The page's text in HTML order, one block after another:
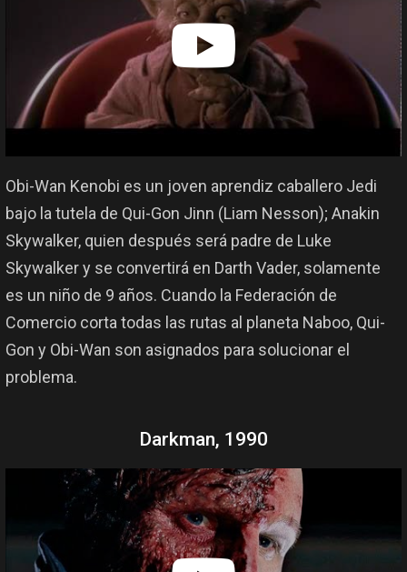
Obi-Wan Kenobi es un joven aprendiz caballero Jedi
bajo la tutela de Qui-Gon Jinn (Liam Nesson); Anakin
Skywalker, quien después será padre de Luke
Skywalker y se convertirá en Darth Vader, solamente
es un niño de 9 años. Cuando la Federación de
Comercio corta todas las rutas al planeta Naboo, Qui-
Gon y Obi-Wan son asignados para solucionar el
problema.
Darkman, 1990